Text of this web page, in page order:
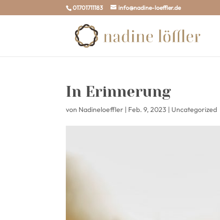
01701711183 info@nadine-loeffler.de
In Erinnerung
von Nadineloeffler | Feb. 9, 2023 | Uncategorized